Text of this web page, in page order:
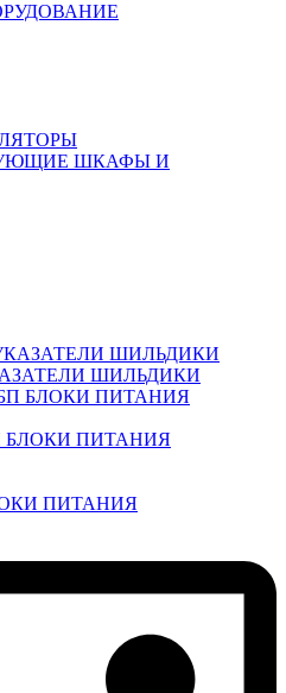
ШКАФЫ И
ШИЛЬДИКИ
ПИТАНИЯ
ПИТАНИЯ